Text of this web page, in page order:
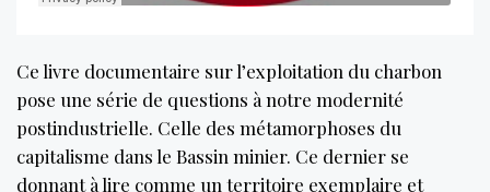
Ce livre documentaire sur l’exploitation du charbon
pose une série de questions à notre modernité
postindustrielle. Celle des métamorphoses du
capitalisme dans le Bassin minier. Ce dernier se
donnant à lire comme un territoire exemplaire et